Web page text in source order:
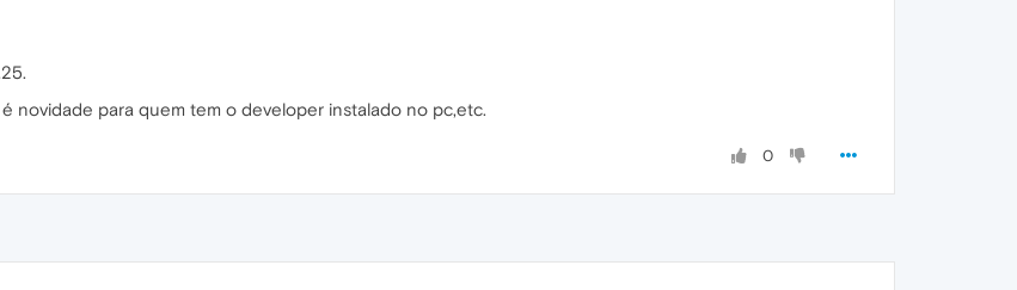
novidade para quem tem o developer instalado no pc,etc.
0